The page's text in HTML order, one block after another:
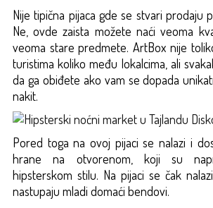
Nije tipična pijaca gde se stvari prodaju
Ne, ovde zaista možete naći veoma
veoma stare predmete. ArtBox nije
turistima koliko među lokalcima, ali
da ga obiđete ako vam se dopada
nakit.
Pored toga na ovoj pijaci se nalazi i
hrane na otvorenom, koji su
hipsterskom stilu. Na pijaci se čak
nastupaju mladi domaći bendovi.